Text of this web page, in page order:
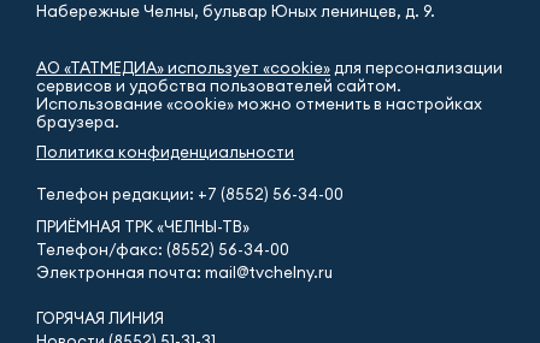
Набережные Челны, бульвар Юных ленинцев, д. 9.
АО «ТАТМЕДИА» использует «cookie»для персонализации
сервисов и удобства пользователей сайтом.
Использование «cookie» можно отменить в настройках
браузера.
Политика конфиденциальности
Телефон редакции: +7 (8552) 56-34-00
ПРИЁМНАЯ ТРК «ЧЕЛНЫ-ТВ»
Телефон/факс: (8552) 56-34-00
Электронная почта: mail@tvchelny.ru
ГОРЯЧАЯ ЛИНИЯ